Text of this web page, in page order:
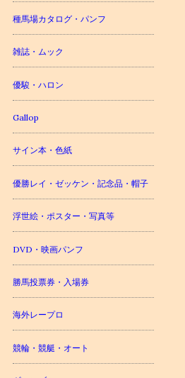
種馬場カタログ・パンフ
雑誌・ムック
優駿・ハロン
Gallop
サイン本・色紙
優勝レイ・ゼッケン・記念品・帽子
浮世絵・ポスター・写真等
DVD・映画パンフ
勝馬投票券・入場券
海外レープロ
競輪・競艇・オート